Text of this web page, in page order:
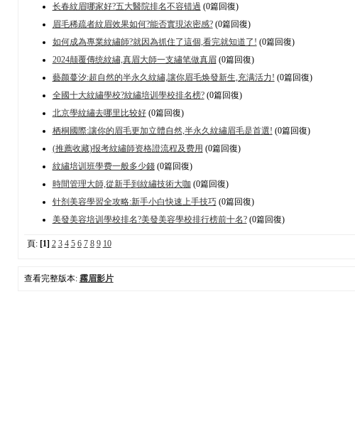
长春紋眉哪家好?五大醫院排名不容错過 (0篇回復)
眉毛稀疏者紋眉效果如何?能否實現浓密感?(0篇回復)
如何成為專業紋繡師?就因為抓住了這個,看完就知道了! (0篇回復)
2024颠覆傳统紋繡,真眉大師一支繡笔做真眉(0篇回復)
藝颜蔓汐:超自然的半永久紋繡,讓你眉毛焕發新生,充满活力! (0篇回復)
全國十大紋繡學校?紋繡培训學校排名榜?(0篇回復)
北京學紋繡去哪里比较好(0篇回復)
栖桐國際:讓你的眉毛更加立體自然,半永久紋繡眉毛是首選! (0篇回復)
(推薦收藏)报考紋繡師资格證流程及费用 (0篇回復)
紋繡培训班學费一般多少錢(0篇回復)
時間管理大師,從新手到紋繡技術大咖 (0篇回復)
针剂美容學習全攻略:新手小白快速上手技巧(0篇回復)
美發美容培训學校排名?美發美容學校排行榜前十名?(0篇回復)
頁: [1] 2 3 4 5 6 7 8 9 10
查看完整版本: 霧眉影片